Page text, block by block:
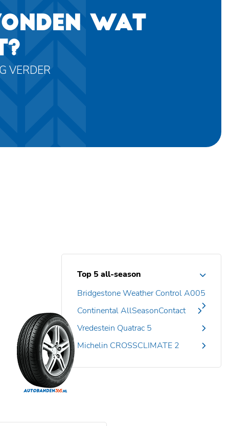
WAT
VERDER
Top 5 all-season
Bridgestone Weather Control A005
Continental AllSeasonContact
Vredestein Quatrac 5
Michelin CROSSCLIMATE 2